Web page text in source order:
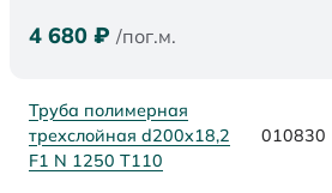
4 680 ₽ /пог.м.
Труба полимерная
трехслойная d200x18,2
F1 N 1250 Т110
010830